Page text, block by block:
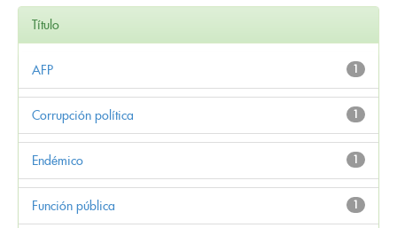
Título
1
AFP
1
Corrupción política
1
Endémico
1
Función pública